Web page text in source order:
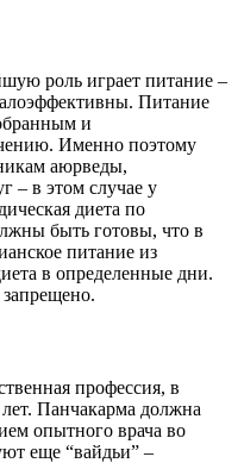
роль играет питание –
Питание
и
Именно поэтому
аюрведы,
– в этом случае у
диета по
быть готовы, что в
питание из
в определенные дни.
профессия, в
Панчакарма должна
опытного врача во
еще “вайдьи” –